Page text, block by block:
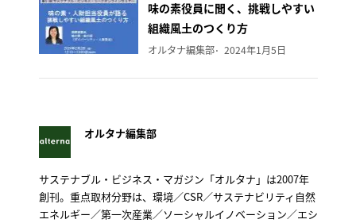
味の素役員に聞く、挑戦しやすい
組織風土のつくり方
オルタナ編集部 2024年1月5日
オルタナ編集部
サステナブル・ビジネス・マガジン「オルタナ」は2007年
創刊。重点取材分野は、環境／CSR／サステナビリティ自然
エネルギー／第一次産業／ソーシャルイノベーション／エシ